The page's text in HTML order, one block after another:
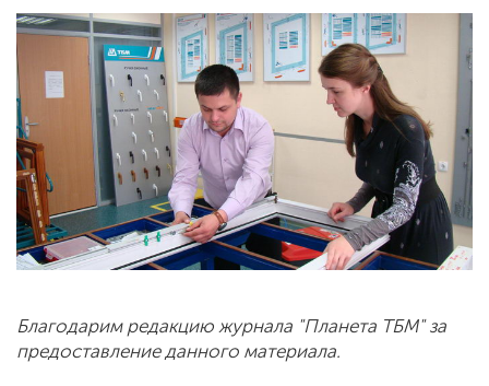
Благодарим редакцию журнала "Планета ТБМ" за
предоставление данного материала.